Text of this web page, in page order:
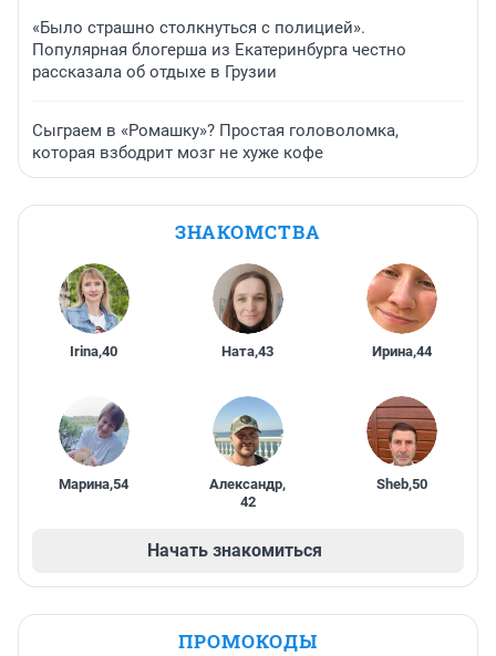
«Было страшно столкнуться с полицией».
Популярная блогерша из Екатеринбурга честно
рассказала об отдыхе в Грузии
Сыграем в «Ромашку»? Простая головоломка,
которая взбодрит мозг не хуже кофе
ЗНАКОМСТВА
Irina,40 Ната,43 Ирина,44
Марина,54 Александр,
42
Sheb,50
Начать знакомиться
ПРОМОКОДЫ